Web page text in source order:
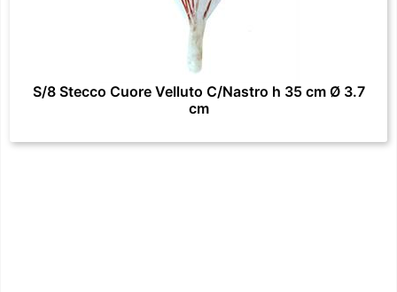
S/8 Stecco Cuore Velluto C/Nastro h 35 cm Ø 3.7
cm